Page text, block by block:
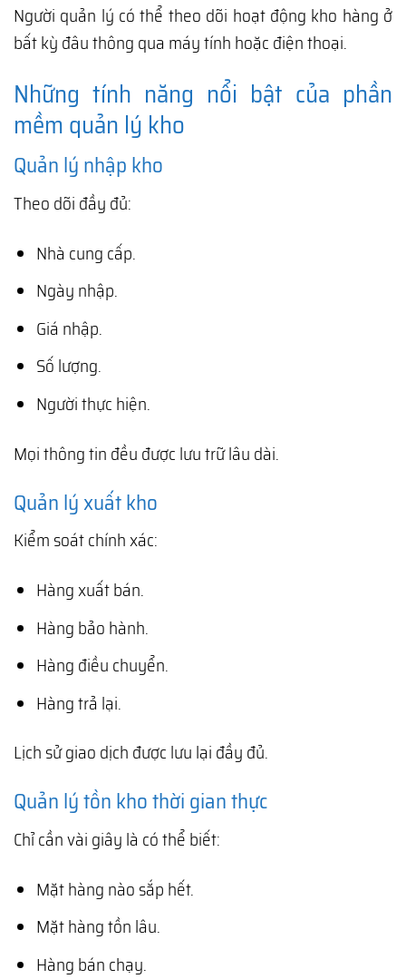
Người quản lý có thể theo dõi hoạt động kho hàng ở
bất kỳ đâu thông qua máy tính hoặc điện thoại.
Những tính năng nổi bật của phần
mềm quản lý kho
Quản lý nhập kho
Theo dõi đầy đủ:
Nhà cung cấp.
Ngày nhập.
Giá nhập.
Số lượng.
Người thực hiện.
Mọi thông tin đều được lưu trữ lâu dài.
Quản lý xuất kho
Kiểm soát chính xác:
Hàng xuất bán.
Hàng bảo hành.
Hàng điều chuyển.
Hàng trả lại.
Lịch sử giao dịch được lưu lại đầy đủ.
Quản lý tồn kho thời gian thực
Chỉ cần vài giây là có thể biết:
Mặt hàng nào sắp hết.
Mặt hàng tồn lâu.
Hàng bán chạy.